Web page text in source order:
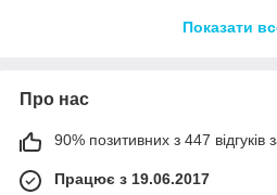
кемпінгу. Якщо ви шукаєте якісний,
провідні позиції на ринку завдяки
функціональності, ціни та надійності.
Чому варто купити
Alpicool
Показати
Про нас
90% позитивних з 447 відгуків
Працює з 19.06.2017